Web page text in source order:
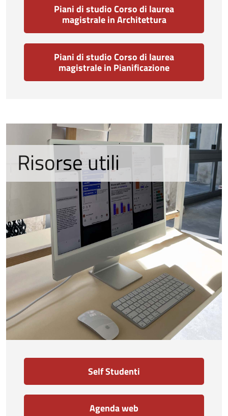
Piani di studio Corso di laurea
magistrale in Architettura
Piani di studio Corso di laurea
magistrale in Pianificazione
Self Studenti
Agenda web
Risorse utili